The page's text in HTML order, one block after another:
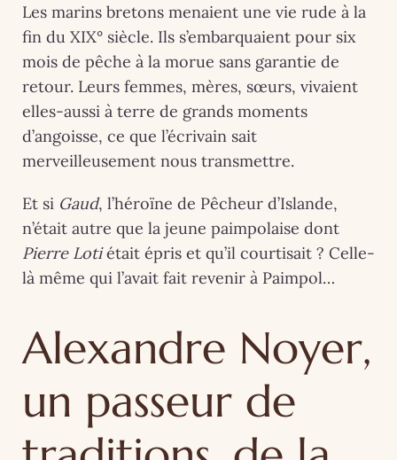
Les marins bretons menaient une vie rude à la
fin du XIX° siècle. Ils s’embarquaient pour six
mois de pêche à la morue sans garantie de
retour. Leurs femmes, mères, sœurs, vivaient
elles-aussi à terre de grands moments
d’angoisse, ce que l’écrivain sait
merveilleusement nous transmettre.
Et si Gaud, l’héroïne de Pêcheur d’Islande,
n’était autre que la jeune paimpolaise dont
Pierre Lotiétait épris et qu’il courtisait ? Celle-
là même qui l’avait fait revenir à Paimpol…
Alexandre Noyer,
un passeur de